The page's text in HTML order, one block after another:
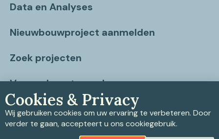
Data en Analyses
Nieuwbouwproject aanmelden
Zoek projecten
Vragen beantwoord
Contact
Cookies & Privacy
Wij gebruiken cookies om uw ervaring te verbeteren. Door
verder te gaan, accepteert u ons cookiegebruik.